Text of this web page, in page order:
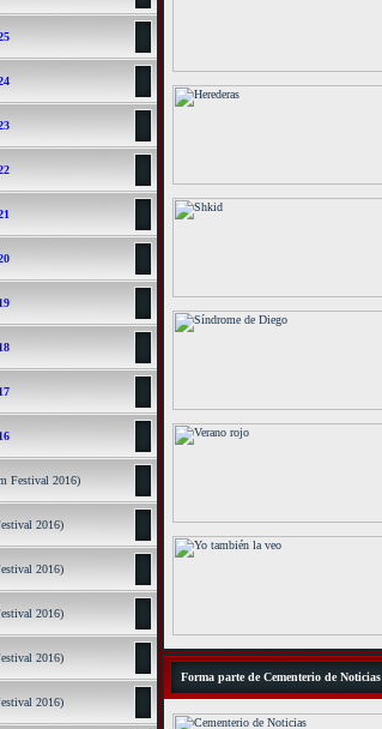
Festival 2016)
2016)
2016)
2016)
2016)
2016)
Forma parte de Cementerio de Noticias